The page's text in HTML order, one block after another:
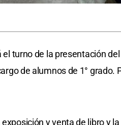
turno de la presentación
de alumnos de 1°
y venta de libro y